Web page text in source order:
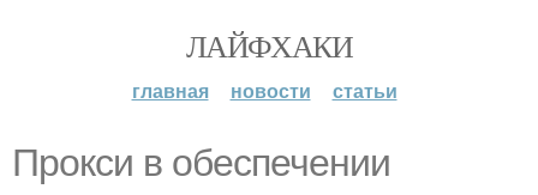
ЛАЙФХАКИ
главная новости статьи
Прокси в обеспечении